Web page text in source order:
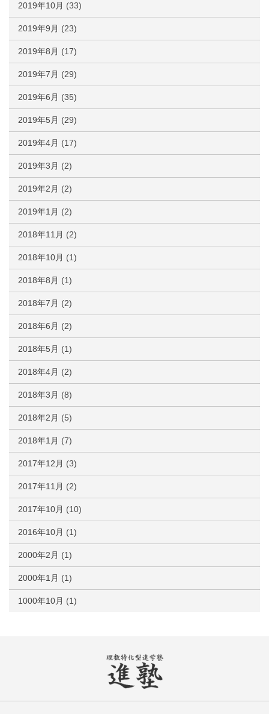
2019年10月 (33)
2019年9月 (23)
2019年8月 (17)
2019年7月 (29)
2019年6月 (35)
2019年5月 (29)
2019年4月 (17)
2019年3月 (2)
2019年2月 (2)
2019年1月 (2)
2018年11月 (2)
2018年10月 (1)
2018年8月 (1)
2018年7月 (2)
2018年6月 (2)
2018年5月 (1)
2018年4月 (2)
2018年3月 (8)
2018年2月 (5)
2018年1月 (7)
2017年12月 (3)
2017年11月 (2)
2017年10月 (10)
2016年10月 (1)
2000年2月 (1)
2000年1月 (1)
1000年10月 (1)